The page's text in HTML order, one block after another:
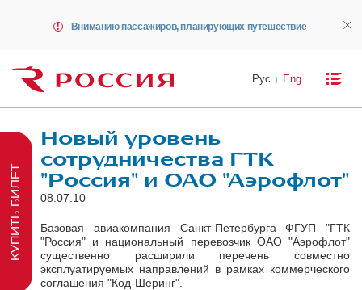
Вниманию пассажиров, планирующих путешествие
Рус Eng
Новый уровень
сотрудничества ГТК
"Россия" и ОАО "Аэрофлот"
08.07.10
Базовая авиакомпания Санкт-Петербурга ФГУП "ГТК
"Россия" и национальный перевозчик ОАО "Аэрофлот"
существенно расширили перечень совместно
эксплуатируемых направлений в рамках коммерческого
соглашения "Код-Шеринг".
КУПИТЬ БИЛЕТ